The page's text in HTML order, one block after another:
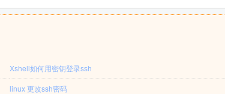
Xshell如何用密钥登录ssh
linux 更改ssh密码